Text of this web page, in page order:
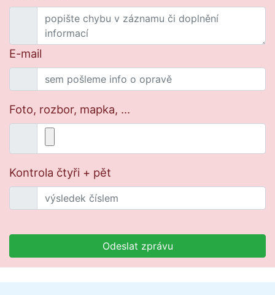
E-mail
Foto, rozbor, mapka, ...
Kontrola čtyři + pět
Odeslat zprávu